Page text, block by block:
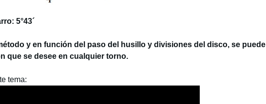
5°43´
y en función del paso del husillo y divisiones del disco, se puede
que se desee en cualquier torno.
tema: